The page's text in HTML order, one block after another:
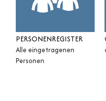
PERSONENREGISTER
Alle eingetragenen
Personen